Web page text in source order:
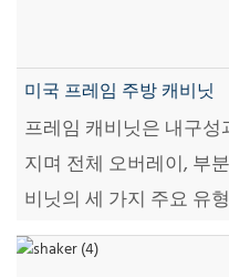
미국 프레임 주방 캐비닛
프레임 캐비닛은 내구
지며 전체 오버레이, 부
비닛의 세 가지 주요 유